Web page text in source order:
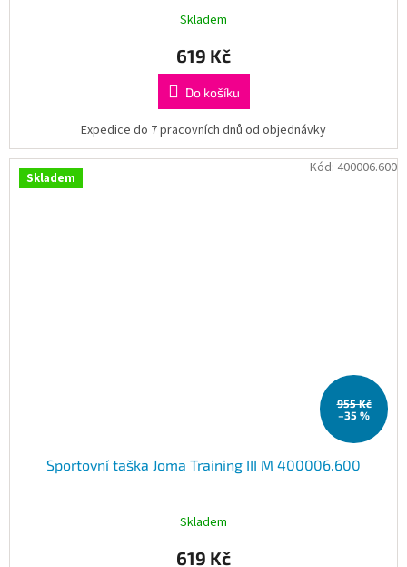
Skladem
619 Kč
Do košíku
Expedice do 7 pracovních dnů od objednávky
Skladem
955 Kč
–35 %
Sportovní taška Joma Training III M 400006.600
Skladem
619 Kč
Kód: 400006.600